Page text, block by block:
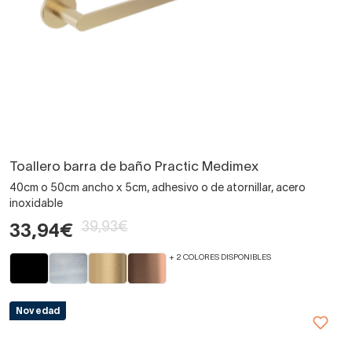
Toallero barra de baño Practic Medimex
40cm o 50cm ancho x 5cm, adhesivo o de atornillar, acero
inoxidable
33,94€ 39,93€
+ 2 COLORES DISPONIBLES
Novedad